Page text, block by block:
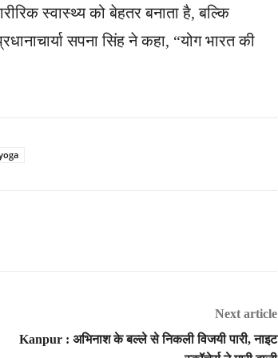
स्वास्थ्य को बेहतर बनाता है, बल्कि
सपना सिंह ने कहा, “योग भारत की
Next article
Kanpur : अभिनाश के बल्ले से निकली विजयी पारी, नाइट